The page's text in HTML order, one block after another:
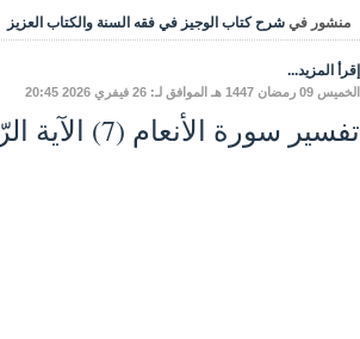
منشور في شرح كتاب الوجيز في فقه السنة والكتاب العزيز
إقرأ المزيد...
الخميس 09 رمضان 1447 هـ الموافق لـ: 26 فيفري 2026 20:45
تفسير سورة الأنعام (7) الآية الرّابعة